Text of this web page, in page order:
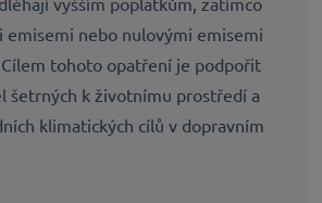
emisemi nebo nulovými emisemi
Cílem tohoto opatření je podpořit
šetrných k životnímu prostředí a
klimatických cílů v dopravním